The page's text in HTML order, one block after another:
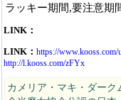
ラッキー期間,要注意期
LINK：
LINK： https://www.kooss.com/
http://l.kooss.com/zFYx
カメリア・マキ・ダーク